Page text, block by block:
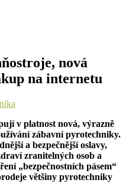
nová
na internetu
v platnost nová, výrazně
zábavní pyrotechniky.
a bezpečnější oslavy,
zranitelných osob a
„bezpečnostních pásem“
většiny pyrotechniky